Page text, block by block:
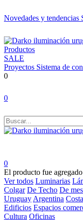
Novedades y tendencias
Productos
SALE
Proyectos Sistema de
0
0
0
El producto fue
Ver todos Luminarias
Colgar De Techo De
Uruguay Argentina
Edificios Espacios
Cultura Oficinas